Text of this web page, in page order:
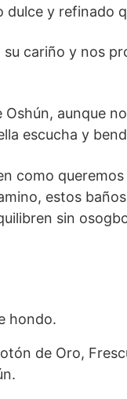
dulce y refinado
cariño y nos
aunque
escucha y
como
estos
sin
hondo.
de Oro,